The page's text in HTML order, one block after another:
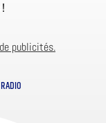
publicités.